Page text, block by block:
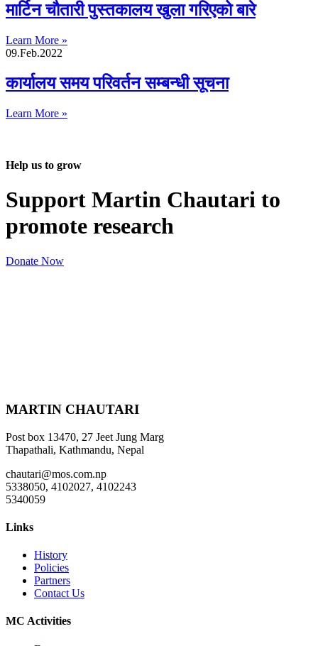
मार्टिन चौतारी पुस्तकालय खुला गरिएको बारे
Learn More »
09.Feb.2022
कार्यालय समय परिवर्तन सम्बन्धी सूचना
Learn More »
Help us to grow
Support Martin Chautari to
promote research
Donate Now
MARTIN CHAUTARI
Post box 13470, 27 Jeet Jung Marg
Thapathali, Kathmandu, Nepal
chautari@mos.com.np
5338050, 4102027, 4102243
5340059
Links
History
Policies
Partners
Contact Us
MC Activities